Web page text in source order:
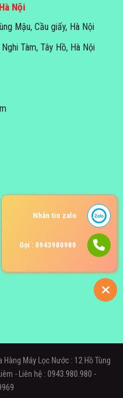
Nội
Mậu, Cầu giấy, Hà Nội
Tàm, Tây Hồ, Hà Nội
Máy Lọc Nước : 12 Hồ Tùng
- Liên hệ : 0943.980.980 -
Nhắn tin zalo
Gọi : 0943980980